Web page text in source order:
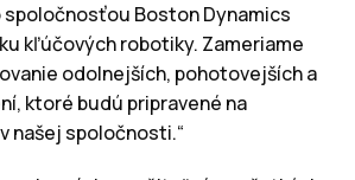
Boston Dynamics
kľúčových robotiky. Zameriame
odolnejších, pohotovejších a
ktoré budú pripravené na
našej spoločnosti.“